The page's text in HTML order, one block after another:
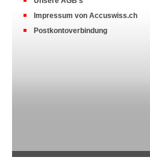
Impressum von Accuswiss.ch
Postkontoverbindung